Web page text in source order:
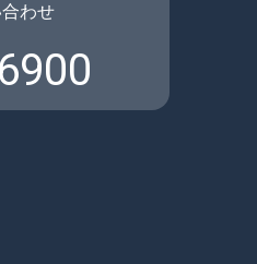
わせ